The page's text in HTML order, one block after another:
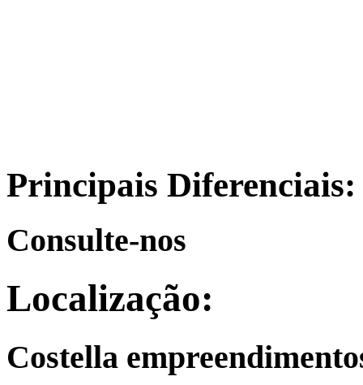
Principais Diferenciais:
Consulte-nos
Localização:
Costella